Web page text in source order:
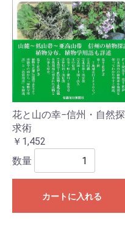
花と山の幸−信州・自然探
求術
￥1,452
数量
カートに入れる